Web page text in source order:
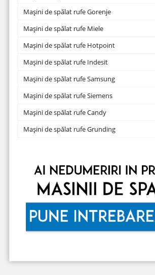
Mașini de spălat rufe Gorenje
Mașini de spălat rufe Miele
Mașini de spălat rufe Hotpoint
Mașini de spălat rufe Indesit
Mașini de spălat rufe Samsung
Mașini de spălat rufe Siemens
Mașini de spălat rufe Candy
Mașini de spălat rufe Grunding